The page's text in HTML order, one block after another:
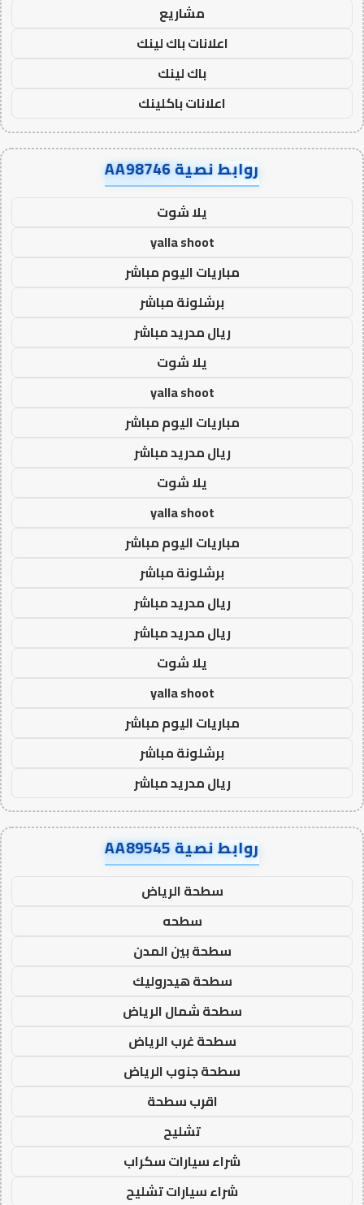
مشاريع
اعلانات باك لينك
باك لينك
اعلانات باكلينك
روابط نصية AA98746
يلا شوت
yalla shoot
مباريات اليوم مباشر
برشلونة مباشر
ريال مدريد مباشر
يلا شوت
yalla shoot
مباريات اليوم مباشر
ريال مدريد مباشر
يلا شوت
yalla shoot
مباريات اليوم مباشر
برشلونة مباشر
ريال مدريد مباشر
ريال مدريد مباشر
يلا شوت
yalla shoot
مباريات اليوم مباشر
برشلونة مباشر
ريال مدريد مباشر
روابط نصية AA89545
سطحة الرياض
سطحه
سطحة بين المدن
سطحة هيدروليك
سطحة شمال الرياض
سطحة غرب الرياض
سطحة جنوب الرياض
اقرب سطحة
تشليح
شراء سيارات سكراب
شراء سيارات تشليح